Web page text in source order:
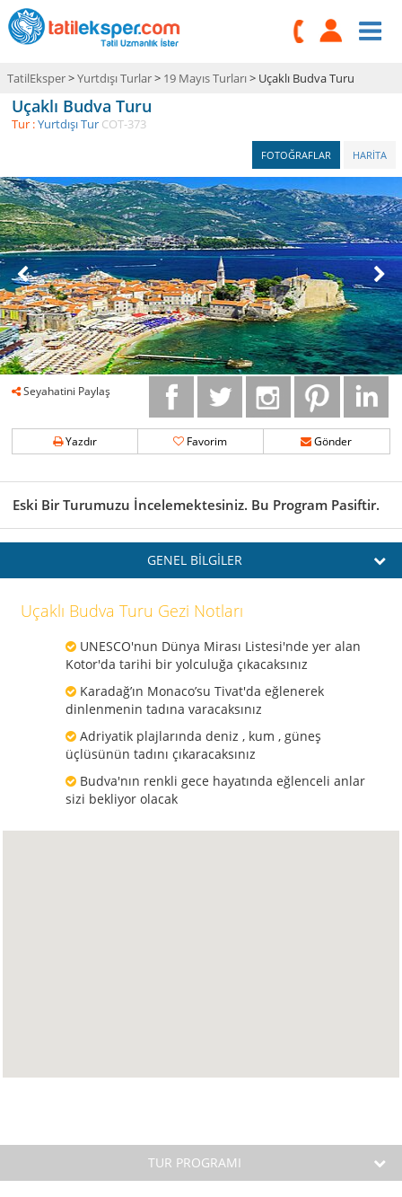
TatilEksper>Yurtdışı Turlar> 19 Mayıs Turları> Uçaklı Budva Turu
Uçaklı Budva Turu
Tur :Yurtdışı Tur COT-373
HARİTA
FOTOĞRAFLAR
Seyahatini Paylaş
Yazdır Favorim Gönder
Eski Bir Turumuzu İncelemektesiniz. Bu Program Pasiftir.
GENEL BİLGİLER
Uçaklı Budva Turu Gezi Notları
UNESCO'nun Dünya Mirası Listesi'nde yer alan
Kotor'da tarihi bir yolculuğa çıkacaksınız
Karadağ’ın Monaco’su Tivat'da eğlenerek
dinlenmenin tadına varacaksınız
Adriyatik plajlarında deniz , kum , güneş
üçlüsünün tadını çıkaracaksınız
Budva'nın renkli gece hayatında eğlenceli anlar
sizi bekliyor olacak
TUR PROGRAMI